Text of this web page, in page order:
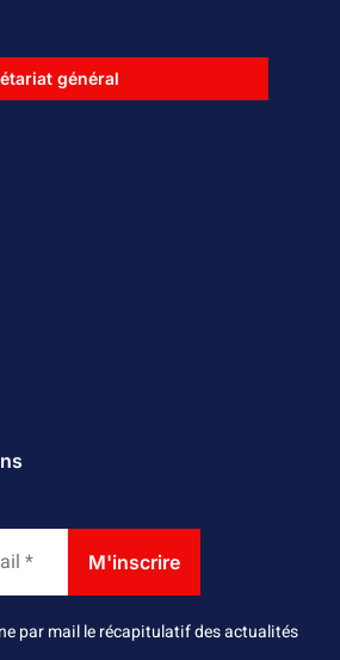
général
par mail le récapitulatif des actualités